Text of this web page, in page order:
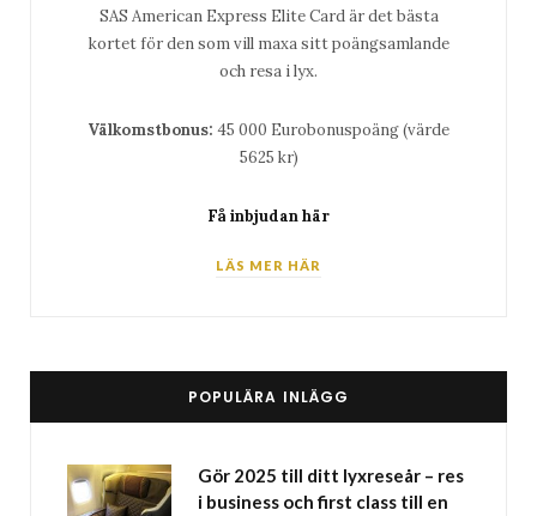
SAS American Express Elite Card är det bästa
kortet för den som vill maxa sitt poängsamlande
och resa i lyx.
Välkomstbonus: 45 000 Eurobonuspoäng (värde
5625 kr)
Få inbjudan här
LÄS MER HÄR
POPULÄRA INLÄGG
Gör 2025 till ditt lyxreseår – res
i business och first class till en